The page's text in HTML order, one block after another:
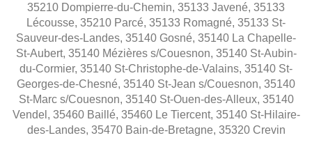
35210 Dompierre-du-Chemin, 35133 Javené, 35133
Lécousse, 35210 Parcé, 35133 Romagné, 35133 St-
Sauveur-des-Landes, 35140 Gosné, 35140 La Chapelle-
St-Aubert, 35140 Mézières s/Couesnon, 35140 St-Aubin-
du-Cormier, 35140 St-Christophe-de-Valains, 35140 St-
Georges-de-Chesné, 35140 St-Jean s/Couesnon, 35140
St-Marc s/Couesnon, 35140 St-Ouen-des-Alleux, 35140
Vendel, 35460 Baillé, 35460 Le Tiercent, 35140 St-Hilaire-
des-Landes, 35470 Bain-de-Bretagne, 35320 Crevin